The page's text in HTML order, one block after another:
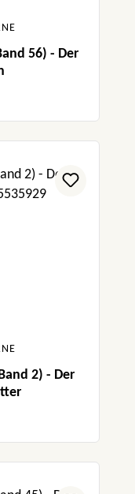
56) - Der
2) - Der